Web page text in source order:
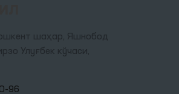
шаҳар, Яшнобод
Улуғбек кўчаси,
96